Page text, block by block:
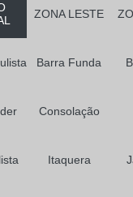
ZONA LESTE
Barra Funda
Consolação
Itaquera